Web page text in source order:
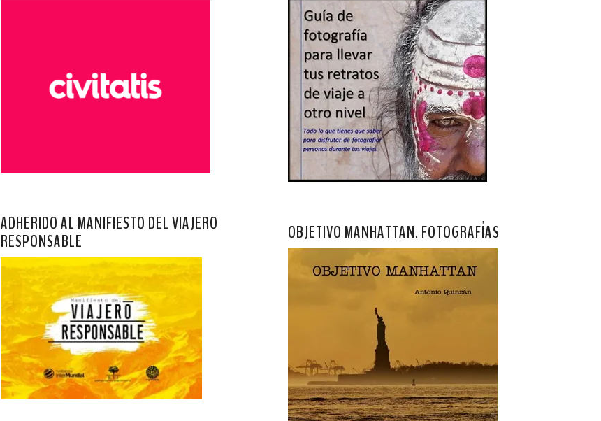
ADHERIDO AL MANIFIESTO DEL VIAJERO
RESPONSABLE
OBJETIVO MANHATTAN. FOTOGRAFÍAS